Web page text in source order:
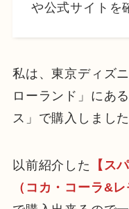
や公式サイトを
私は、東京ディズ
ローランド」にあ
ス」で購入しました
以前紹介した
【ス
（コカ・コーラ&